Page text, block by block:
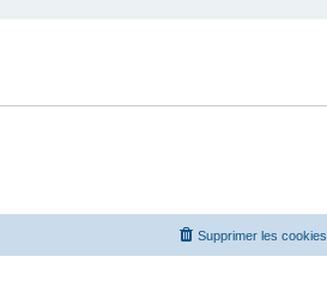
Supprimer les cookies